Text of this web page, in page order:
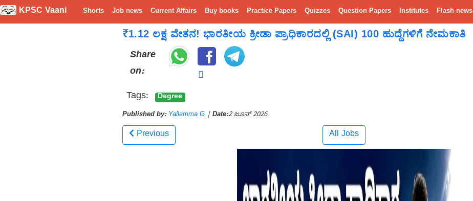
KPSC Vaani Shorts Job news Current Affairs Buy books Practice Papers Quizzes Question Papers Institutes Flash news
₹1.12 ಲಕ್ಷ ವೇತನ! ಭಾರತೀಯ ಕ್ರೀಡಾ ಪ್ರಾಧಿಕಾರದಲ್ಲಿ (SAI) 100 ಹುದ್ದೆಗಳಿಗೆ ನೇಮಕಾತಿ
Share
on:
Tags:
Degree
Published by: Yallamma G | Date:2 ಜೂನ್ 2026
Previous All Jobs